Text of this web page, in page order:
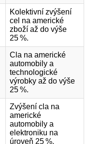
Kolektivní zvýšení
cel na americké
zboží až do výše
25 %.
Cla na americké
automobily a
technologické
výrobky až do výše
25 %.
Zvýšení cla na
americké
automobily a
elektroniku na
úroveň 25 %.